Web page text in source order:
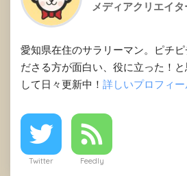
メディアクリエイタ
愛知県在住のサラリーマン。ピチピ
ださる方が面白い、役に立った！
して日々更新中！ 詳しいプロフィ
Twitter Feedly